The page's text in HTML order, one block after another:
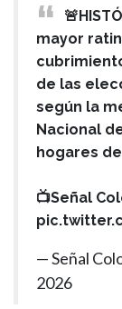
mayor
de las
según la
Nacional
hogares de
📺Señal
— Señal
2026